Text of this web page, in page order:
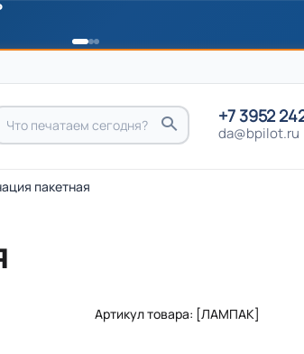
+7 3952
da@bpilot.ru
пакетная
Артикул товара: [ЛАМПАК]